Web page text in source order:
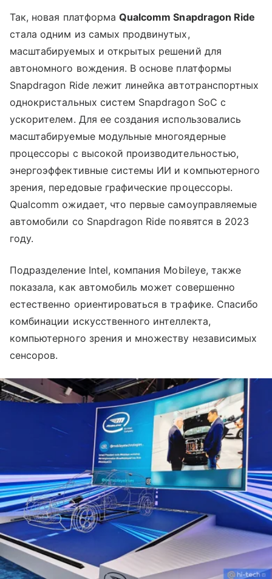
Так, новая платформаQualcomm Snapdragon Ride
стала одним из самых продвинутых,
масштабируемых и открытых решений для
автономного вождения. В основе платформы
Snapdragon Ride лежит линейка автотранспортных
однокристальных систем Snapdragon SoC с
ускорителем. Для ее создания использовались
масштабируемые модульные многоядерные
процессоры с высокой производительностью,
энергоэффективные системы ИИ и компьютерного
зрения, передовые графические процессоры.
Qualcomm ожидает, что первые самоуправляемые
автомобили со Snapdragon Ride появятся в 2023
году.
Подразделение Intel, компания Mobileye, также
показала, как автомобиль может совершенно
естественно ориентироваться в трафике. Спасибо
комбинации искусственного интеллекта,
компьютерного зрения и множеству независимых
сенсоров.